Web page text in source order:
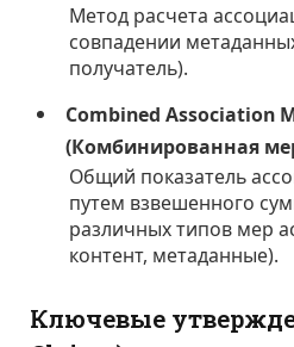
Метод расчета
совпадении
получатель).
Combined Association
(Комбинированная
Общий показатель
путем взвешенного
различных типов мер
контент, метаданные).
Ключевые